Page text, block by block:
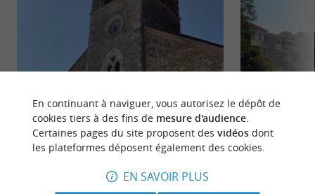
Église Saint-Savin
dans les Landes, est un lieu de culte dont l'histoire
Grenade sur
En continuant à naviguer, vous autorisez le dépôt de
cookies tiers à des fins de mesure d'audience.
Certaines pages du site proposent des vidéosdont
les plateformes déposent également des cookies.
EN SAVOIR PLUS